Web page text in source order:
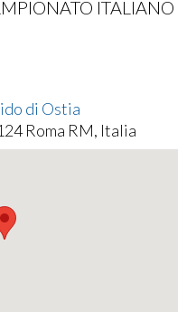
ITALIANO
di Ostia
Roma RM, Italia